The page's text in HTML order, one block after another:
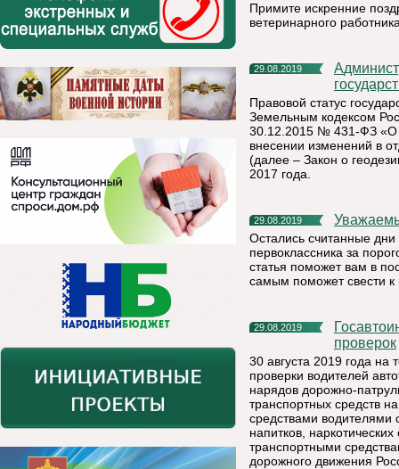
Примите искренние
ветеринарного
29.08.2019
Административная ответственность за уничтожение пунктов
Правовой статус
Земельным кодексом
30.12.2015 № 431-ФЗ «О
внесении изменений в
(далее – Закон о
2017 года.
29.08.2019
Остались считанные
первоклассника за
статья поможет вам в
самым поможет свести
29.08.2019
Госавтоинспекторы проверят водителей во время массовых
проверок
30 августа 2019 года на
проверки водителей
нарядов дорожно-
транспортных средств
средствами водителями
напитков,
транспортными
дорожного движения